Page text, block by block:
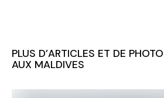
PLUS D’ARTICLES ET DE
AUX MALDIVES